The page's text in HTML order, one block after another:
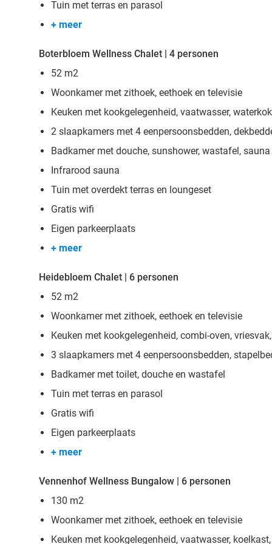
Tuin met terras en parasol
+ meer
Boterbloem Wellness Chalet | 4 personen
52 m2
Woonkamer met zithoek, eethoek en televisie
Keuken met kookgelegenheid, vaatwasser,
2 slaapkamers met 4 eenpersoonsbedden,
Badkamer met douche, sunshower, wastafel,
Infrarood sauna
Tuin met overdekt terras en loungeset
Gratis wifi
Eigen parkeerplaats
+ meer
Heidebloem Chalet | 6 personen
52 m2
Woonkamer met zithoek, eethoek en televisie
Keuken met kookgelegenheid, combi-oven,
3 slaapkamers met 4 eenpersoonsbedden,
Badkamer met toilet, douche en wastafel
Tuin met terras en parasol
Gratis wifi
Eigen parkeerplaats
+ meer
Vennenhof Wellness Bungalow | 6 personen
130 m2
Woonkamer met zithoek, eethoek en televisie
Keuken met kookgelegenheid, vaatwasser,